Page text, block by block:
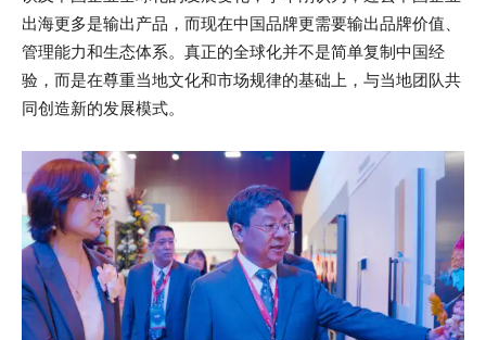
出海更多是输出产品，而现在中国品牌更需要输出品牌价值、
管理能力和生态体系。真正的全球化并不是简单复制中国经
验，而是在尊重当地文化和市场规律的基础上，与当地团队共
同创造新的发展模式。